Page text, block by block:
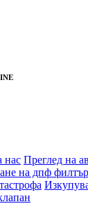
нас Преглед на
на дпф филтър